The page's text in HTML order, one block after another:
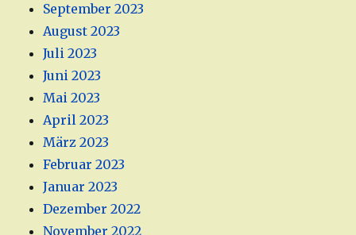
September 2023
August 2023
Juli 2023
Juni 2023
Mai 2023
April 2023
März 2023
Februar 2023
Januar 2023
Dezember 2022
November 2022